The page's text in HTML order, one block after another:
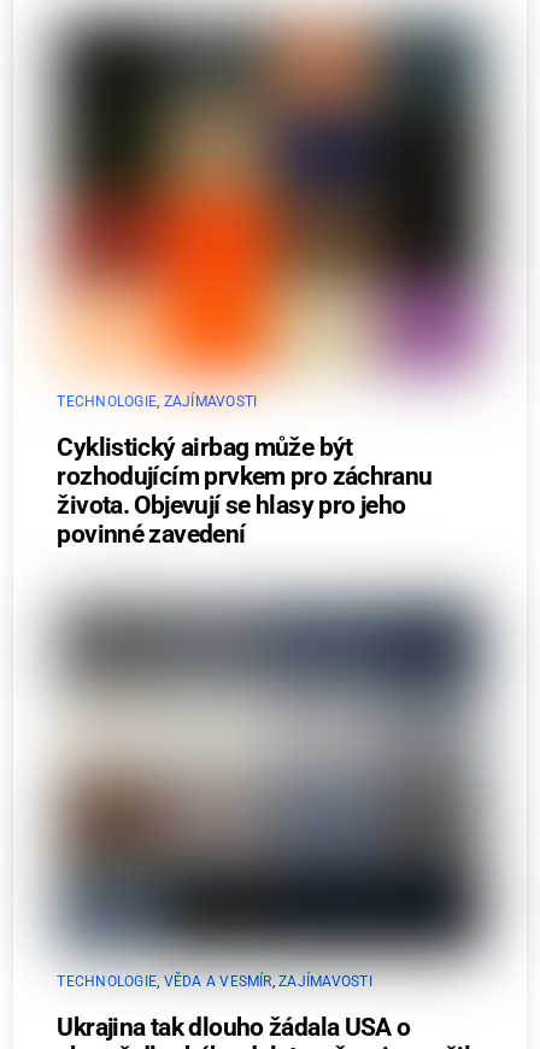
TECHNOLOGIE, ZAJÍMAVOSTI
Cyklistický airbag může být
rozhodujícím prvkem pro záchranu
života. Objevují se hlasy pro jeho
povinné zavedení
TECHNOLOGIE, VĚDA A VESMÍR,ZAJÍMAVOSTI
Ukrajina tak dlouho žádala USA o